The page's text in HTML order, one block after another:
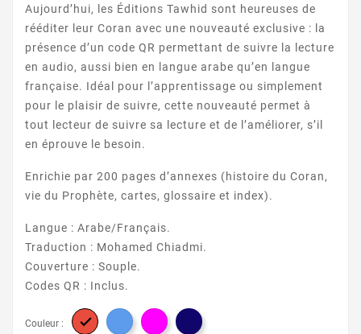
Aujourd’hui, les Éditions Tawhid sont heureuses de
rééditer leur Coran avec une nouveauté exclusive : la
présence d’un code QR permettant de suivre la lecture
en audio, aussi bien en langue arabe qu’en langue
française. Idéal pour l’apprentissage ou simplement
pour le plaisir de suivre, cette nouveauté permet à
tout lecteur de suivre sa lecture et de l’améliorer, s’il
en éprouve le besoin.
Enrichie par 200 pages d’annexes (histoire du Coran,
vie du Prophète, cartes, glossaire et index).
Langue : Arabe/Français.
Traduction : Mohamed Chiadmi.
Couverture : Souple.
Codes QR : Inclus.
Couleur : 